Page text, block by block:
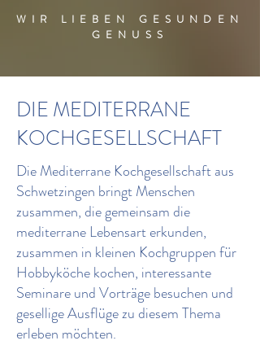
WIR LIEBEN GESUNDEN
GENUSS
DIE MEDITERRANE
KOCHGESELLSCHAFT
Die Mediterrane Kochgesellschaft aus
Schwetzingen bringt Menschen
zusammen, die gemeinsam die
mediterrane Lebensart erkunden,
zusammen in kleinen Kochgruppen für
Hobbyköche kochen, interessante
Seminare und Vorträge besuchen und
gesellige Ausflüge zu diesem Thema
erleben möchten.